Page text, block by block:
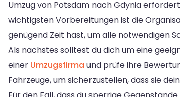
Umzug von Potsdam nach Gdynia
wichtigsten Vorbereitungen ist die
genügend Zeit hast, um alle notwendigen
Als nächstes solltest du dich um eine
einer Umzugsfirma und prüfe ihre
Fahrzeuge, um sicherzustellen, dass sie